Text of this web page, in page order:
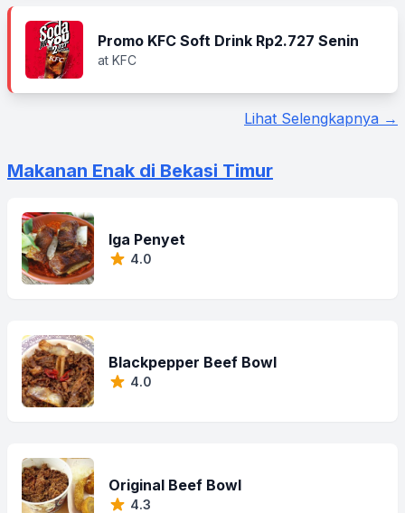
Promo KFC Soft Drink Rp2.727 Senin
at KFC
Lihat Selengkapnya →
Makanan Enak di Bekasi Timur
Iga Penyet
4.0
Blackpepper Beef Bowl
4.0
Original Beef Bowl
4.3